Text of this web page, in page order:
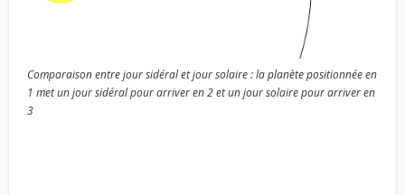
Comparaison entre jour sidéral et jour solaire : la planète positionnée en
1 met un jour sidéral pour arriver en 2 et un jour solaire pour arriver en
3